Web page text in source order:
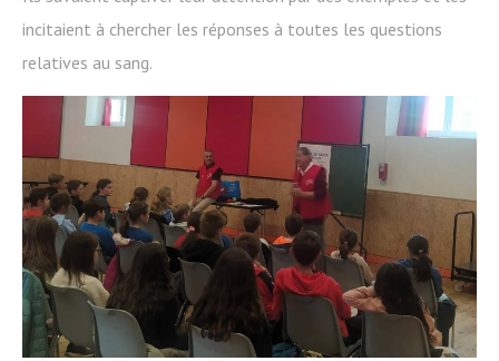
incitaient à chercher les réponses à toutes les questions
relatives au sang.